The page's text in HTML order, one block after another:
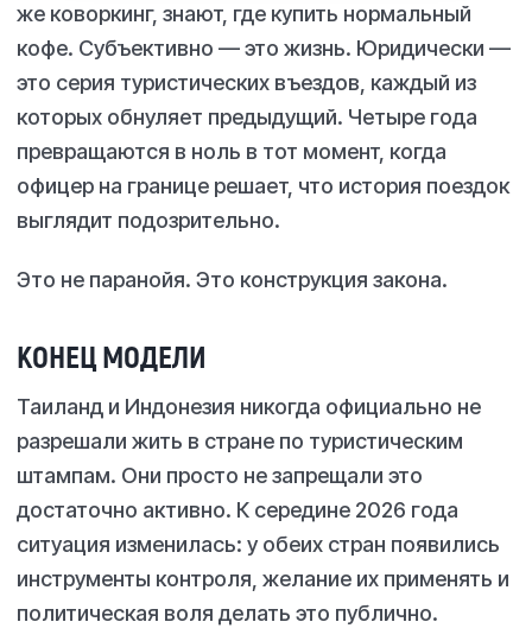
же коворкинг, знают, где купить нормальный
кофе. Субъективно — это жизнь. Юридически —
это серия туристических въездов, каждый из
которых обнуляет предыдущий. Четыре года
превращаются в ноль в тот момент, когда
офицер на границе решает, что история поездок
выглядит подозрительно.
Это не паранойя. Это конструкция закона.
КОНЕЦ МОДЕЛИ
Таиланд и Индонезия никогда официально не
разрешали жить в стране по туристическим
штампам. Они просто не запрещали это
достаточно активно. К середине 2026 года
ситуация изменилась: у обеих стран появились
инструменты контроля, желание их применять и
политическая воля делать это публично.